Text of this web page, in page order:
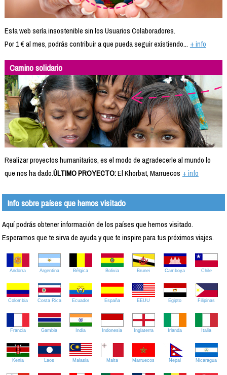
Esta web sería insostenible sin los Usuarios Colaboradores.
Por 1 € al mes, podrás contribuir a que pueda seguir existiendo... + info
Camino solidario
Realizar proyectos humanitarios, es el modo de agradecerle al mundo lo
que nos ha dado.ÚLTIMO PROYECTO:El Khorbat, Marruecos + info
Info sobre países que hemos visitado
Aquí podrás obtener información de los países que hemos visitado.
Esperamos que te sirva de ayuda y que te inspire para tus próximos viajes.
Andorra Argentina Bélgica Bolivia Brunei Camboya Chile
Colombia Costa Rica Ecuador España EEUU Egipto Filipinas
Francia Gambia India Indonesia Inglaterra Irlanda Italia
Kenia Laos Malasia Malta Marruecos Nepal Nicaragua